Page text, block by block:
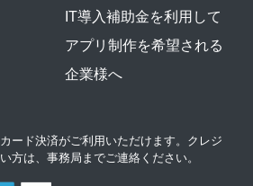
IT導入補助金を利用して
アプリ制作を希望される
企業様へ
ード決済がご利用いただけます。クレジ
方は、事務局までご連絡ください。